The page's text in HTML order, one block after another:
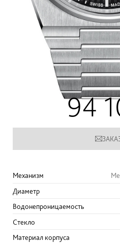
94
Механизм
Диаметр
Водонепроницаемость
Стекло
Материал корпуса